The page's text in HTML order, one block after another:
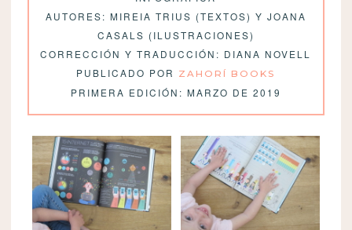
AUTORES: MIREIA TRIUS (TEXTOS) Y JOANA
CASALS (ILUSTRACIONES)
CORRECCIÓN Y TRADUCCIÓN: DIANA NOVELL
PUBLICADO POR
ZAHORÍ BOOKS
PRIMERA EDICIÓN: MARZO DE 2019